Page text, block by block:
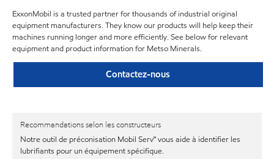
ExxonMobil is a trusted partner for thousands of industrial original
equipment manufacturers. They know our products will help keep their
machines running longer and more efficiently. See below for relevant
equipment and product information for Metso Minerals.
Contactez-nous
Recommandations selon les constructeurs
Notre outil de préconisation Mobil Serv℠ vous aide à identifier les
lubrifiants pour un équipement spécifique.